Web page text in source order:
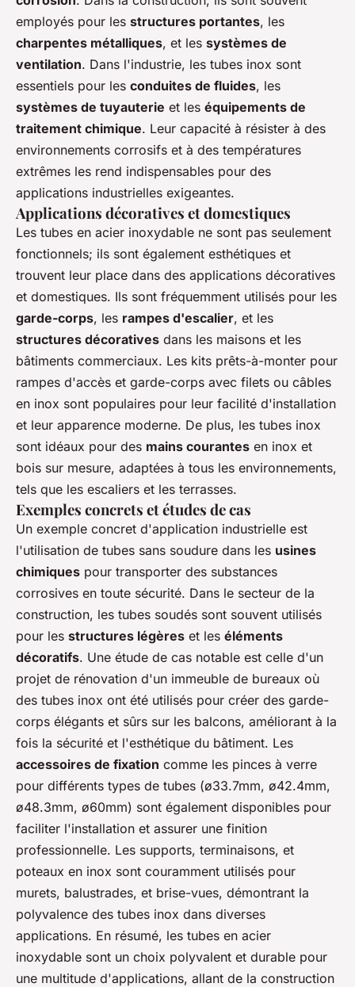
employés pour les structures portantes, les
charpentes métalliques, et les systèmes de
ventilation. Dans l'industrie, les tubes inox sont
essentiels pour les conduites de fluides, les
systèmes de tuyauterie et les équipements de
traitement chimique. Leur capacité à résister à des
environnements corrosifs et à des températures
extrêmes les rend indispensables pour des
applications industrielles exigeantes.
Applications décoratives et domestiques
Les tubes en acier inoxydable ne sont pas seulement
fonctionnels; ils sont également esthétiques et
trouvent leur place dans des applications décoratives
et domestiques. Ils sont fréquemment utilisés pour les
garde-corps, les rampes d'escalier, et les
structures décoratives dans les maisons et les
bâtiments commerciaux. Les kits prêts-à-monter pour
rampes d'accès et garde-corps avec filets ou câbles
en inox sont populaires pour leur facilité d'installation
et leur apparence moderne. De plus, les tubes inox
sont idéaux pour des mains courantes en inox et
bois sur mesure, adaptées à tous les environnements,
tels que les escaliers et les terrasses.
Exemples concrets et études de cas
Un exemple concret d'application industrielle est
l'utilisation de tubes sans soudure dans les usines
chimiques pour transporter des substances
corrosives en toute sécurité. Dans le secteur de la
construction, les tubes soudés sont souvent utilisés
pour les structures légères et les éléments
décoratifs. Une étude de cas notable est celle d'un
projet de rénovation d'un immeuble de bureaux où
des tubes inox ont été utilisés pour créer des garde-
corps élégants et sûrs sur les balcons, améliorant à la
fois la sécurité et l'esthétique du bâtiment. Les
accessoires de fixation comme les pinces à verre
pour différents types de tubes (ø33.7mm, ø42.4mm,
ø48.3mm, ø60mm) sont également disponibles pour
faciliter l'installation et assurer une finition
professionnelle. Les supports, terminaisons, et
poteaux en inox sont couramment utilisés pour
murets, balustrades, et brise-vues, démontrant la
polyvalence des tubes inox dans diverses
applications. En résumé, les tubes en acier
inoxydable sont un choix polyvalent et durable pour
une multitude d'applications, allant de la construction